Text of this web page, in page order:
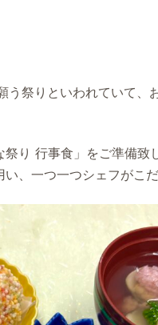
祭りといわれていて、
り 行事食」をご準備致
、一つ一つシェフがこ